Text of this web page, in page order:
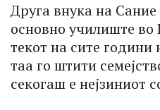
Друга внука на Сание
основно училиште во
текот на сите години
таа го штити
секогаш е нејзиниот